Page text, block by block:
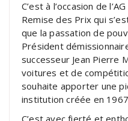
C’est à l’occasion de
Remise des Prix qui
que la passation de
Président
successeur Jean Pierre
voitures et de
souhaite apporter une
institution créée en